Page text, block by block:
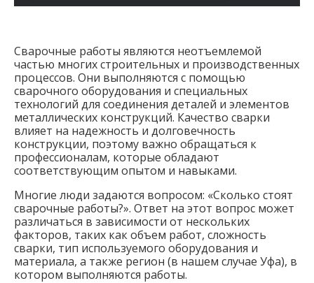
Сварочные работы являются неотъемлемой
частью многих строительных и производственных
процессов. Они выполняются с помощью
сварочного оборудования и специальных
технологий для соединения деталей и элементов
металлических конструкций. Качество сварки
влияет на надежность и долговечность
конструкции, поэтому важно обращаться к
профессионалам, которые обладают
соответствующим опытом и навыками.
Многие люди задаются вопросом: «Сколько стоят
сварочные работы?». Ответ на этот вопрос может
различаться в зависимости от нескольких
факторов, таких как объем работ, сложность
сварки, тип используемого оборудования и
материала, а также регион (в нашем случае Уфа), в
котором выполняются работы.